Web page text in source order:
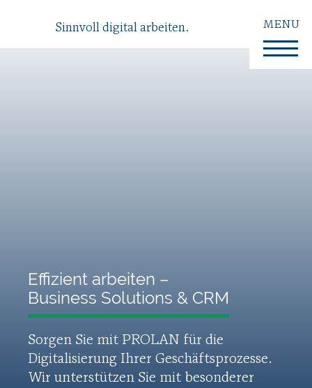
Sinnvoll digital arbeiten.
Effizient arbeiten –
Business Solutions & CRM
Sorgen Sie mit PROLAN für die
Digitalisierung Ihrer Geschäftsprozesse.
Wir unterstützen Sie mit besonderer
MENU